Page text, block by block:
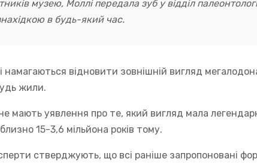
музею, Моллі передала зуб у відділ
в будь-який час.
намагаються відновити зовнішній вигляд
жили.
мають уявлення про те, який вигляд мала
15-3,6 мільйона років тому.
стверджують, що всі раніше запропоновані